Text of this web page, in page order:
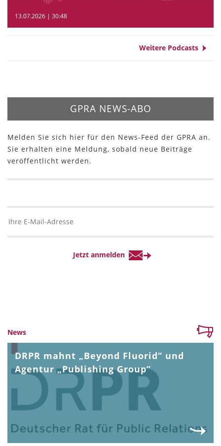
13.07.2026 | 30:48
Weitere Podcasts
GPRA NEWS-ABO
Melden Sie sich hier für den News-Feed der GPRA an.
Sie erhalten eine Meldung, sobald neue Beiträge
veröffentlicht werden.
News
DRPR mahnt „Beyond Fluorid“ und
Agentur „Publishing Group“